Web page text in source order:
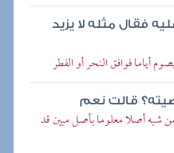
فقال مثله لا يزيد
أياما فوافق النحر أو الفطر
قالت نعم
شبه أصلا معلوما بأصل مبين قد